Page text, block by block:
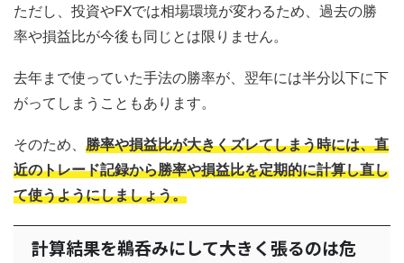
ただし、投資やFXでは相場環境が変わるため、過去の勝
率や損益比が今後も同じとは限りません。
去年まで使っていた手法の勝率が、翌年には半分以下に下
がってしまうこともあります。
そのため、 勝率や損益比が大きくズレてしまう時には、直
近のトレード記録から勝率や損益比を定期的に計算し直し
て使うようにしましょう。
計算結果を鵜呑みにして大きく張るのは危